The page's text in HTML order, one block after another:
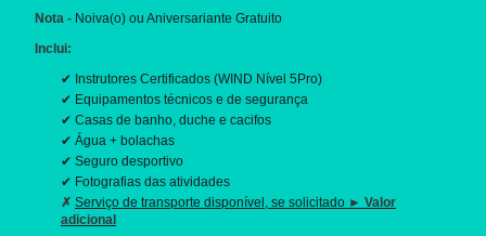
Nota - Noiva(o) ou Aniversariante Gratuito
Inclui:
✔ Instrutores Certificados (WIND Nível 5Pro)
✔ Equipamentos técnicos e de segurança
✔ Casas de banho, duche e cacifos
✔ Água + bolachas
✔ Seguro desportivo
✔ Fotografias das atividades
✗ Serviço de transporte disponível, se solicitado ► Valor
adicional